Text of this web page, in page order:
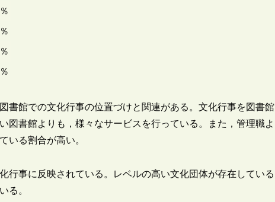
書館での文化行事の位置づけと関連がある。文化行事を図書館
図書館よりも，様々なサービスを行っている。また，管理職よ
いる割合が高い。
行事に反映されている。レベルの高い文化団体が存在している
る。